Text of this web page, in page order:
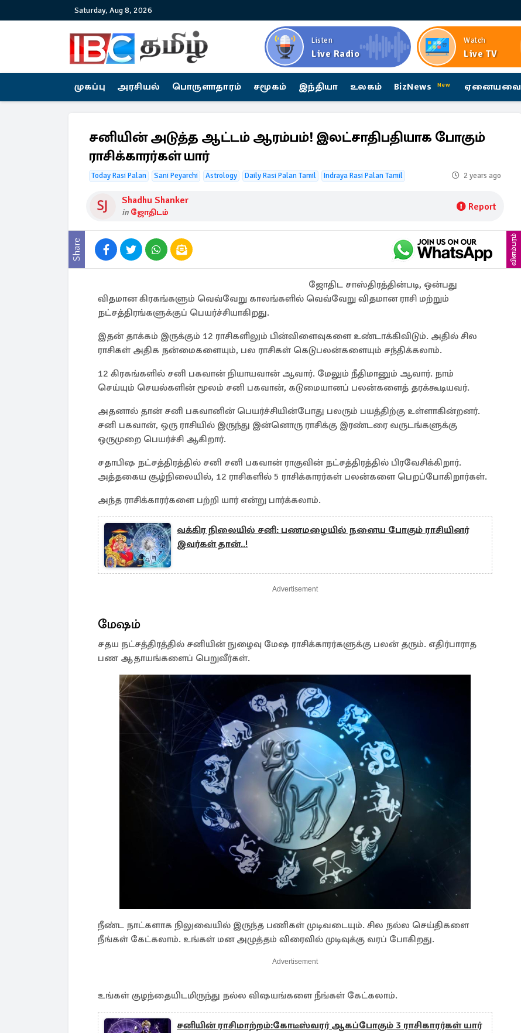
Saturday, Aug 8, 2026
Listen
Live Radio
Watch
Live TV
முகப்பு அரசியல் பொருளாதாரம் சமூகம் இந்தியா உலகம் BizNews New ஏனையவை
சனியின் அடுத்த ஆட்டம் ஆரம்பம்! இலட்சாதிபதியாக போகும்
ராசிக்காரர்கள் யார்
Today Rasi Palan Sani Peyarchi Astrology Daily Rasi Palan Tamil Indraya Rasi Palan Tamil 2 years ago
Shadhu Shanker
in ஜோதிடம் Report
Share விளம்பரம்
ஜோதிட சாஸ்திரத்தின்படி, ஒன்பது
விதமான கிரகங்களும் வெவ்வேறு காலங்களில் வெவ்வேறு விதமான ராசி மற்றும்
நட்சத்திரங்களுக்குப் பெயர்ச்சியாகிறது.
இதன் தாக்கம் இருக்கும் 12 ராசிகளிலும் பின்விளைவுகளை உண்டாக்கிவிடும். அதில் சில
ராசிகள் அதிக நன்மைகளையும், பல ராசிகள் கெடுபலன்களையும் சந்திக்கலாம்.
12 கிரகங்களில் சனி பகவான் நியாயவான் ஆவார். மேலும் நீதிமானும் ஆவார். நாம்
செய்யும் செயல்களின் மூலம் சனி பகவான், கடுமையானப் பலன்களைத் தரக்கூடியவர்.
அதனால் தான் சனி பகவானின் பெயர்ச்சியின்போது பலரும் பயத்திற்கு உள்ளாகின்றனர்.
சனி பகவான், ஒரு ராசியில் இருந்து இன்னொரு ராசிக்கு இரண்டரை வருடங்களுக்கு
ஒருமுறை பெயர்ச்சி ஆகிறார்.
சதாபிஷ நட்சத்திரத்தில் சனி சனி பகவான் ராகுவின் நட்சத்திரத்தில் பிரவேசிக்கிறார்.
அத்தகைய சூழ்நிலையில், 12 ராசிகளில் 5 ராசிக்காரர்கள் பலன்களை பெறப்போகிறார்கள்.
அந்த ராசிக்காரர்களை பற்றி யார் என்று பார்க்கலாம்.
வக்கிர நிலையில் சனி: பணமழையில் நனைய போகும் ராசியினர்
இவர்கள் தான்..!
Advertisement
மேஷம்
சதய நட்சத்திரத்தில் சனியின் நுழைவு மேஷ ராசிக்காரர்களுக்கு பலன் தரும். எதிர்பாராத
பண ஆதாயங்களைப் பெறுவீர்கள்.
நீண்ட நாட்களாக நிலுவையில் இருந்த பணிகள் முடிவடையும். சில நல்ல செய்திகளை
நீங்கள் கேட்கலாம். உங்கள் மன அழுத்தம் விரைவில் முடிவுக்கு வரப் போகிறது.
Advertisement
உங்கள் குழந்தையிடமிருந்து நல்ல விஷயங்களை நீங்கள் கேட்கலாம்.
சனியின் ராசிமாற்றம்:கோடீஸ்வரர் ஆகப்போகும் 3 ராசிகாரர்கள் யார்